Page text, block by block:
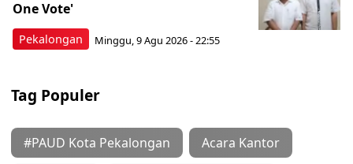
Pekalongan
One Vote'
Minggu, 9 Agu 2026 - 22:55
Tag Populer
#PAUD Kota Pekalongan Acara Kantor